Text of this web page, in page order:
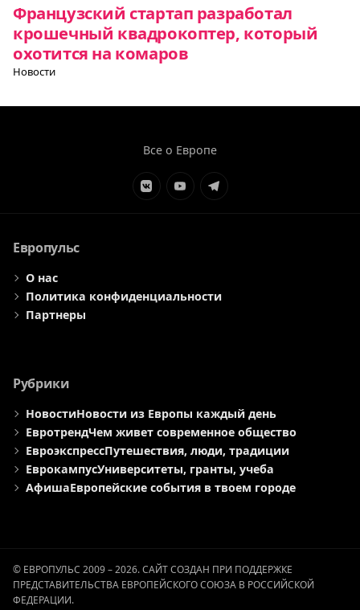
Французский стартап разработал
крошечный квадрокоптер, который
охотится на комаров
Новости
Все о Европе
ЭлементЭлементЭлемент
Европульс
О нас
Политика конфиденциальности
Партнеры
Рубрики
НовостиНовости из Европы каждый день
ЕвротрендЧем живет современное общество
ЕвроэкспрессПутешествия, люди, традиции
ЕврокампусУниверситеты, гранты, учеба
АфишаЕвропейские события в твоем городе
© ЕВРОПУЛЬС 2009 – 2026. САЙТ СОЗДАН ПРИ ПОДДЕРЖКЕ
ПРЕДСТАВИТЕЛЬСТВА ЕВРОПЕЙСКОГО СОЮЗА В РОССИЙСКОЙ
ФЕДЕРАЦИИ.